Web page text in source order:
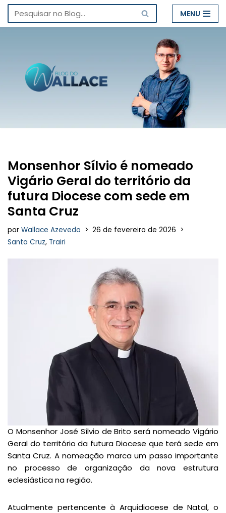
Pular
conteúdo
MENU
Monsenhor Sílvio é nomeado
Vigário Geral do território da
futura Diocese com sede em
Santa Cruz
por Wallace Azevedo
26 de fevereiro de 2026
Santa Cruz, Trairi
O Monsenhor José Sílvio de Brito será nomeado Vigário
Geral do território da futura Diocese que terá sede em
Santa Cruz. A nomeação marca um passo importante
no processo de organização da nova estrutura
eclesiástica na região.
Atualmente pertencente à Arquidiocese de Natal, o